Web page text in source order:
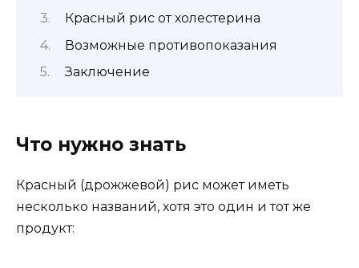
Красный рис от холестерина
Возможные противопоказания
Заключение
Что нужно знать
Красный (дрожжевой) рис может иметь
несколько названий, хотя это один и тот же
продукт: